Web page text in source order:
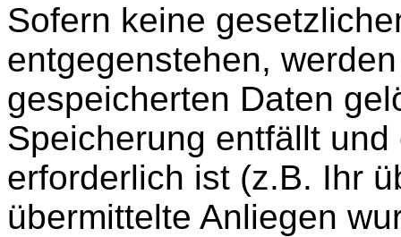
Sofern keine
entgegenstehen,
gespeicherten Daten
Speicherung entfällt
erforderlich ist (z.B. Ihr
übermittelte Anliegen